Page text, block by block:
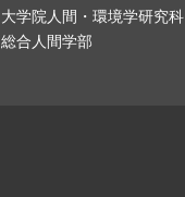
大学院人間・環境学研究科
総合人間学部